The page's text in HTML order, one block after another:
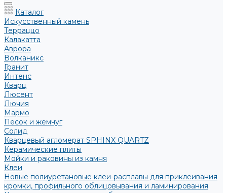
Каталог
Искусственный камень
Терраццо
Калакатта
Аврора
Волканикс
Гранит
Интенс
Кварц
Люсент
Лючия
Мармо
Песок и жемчуг
Солид
Кварцевый агломерат SPHINX QUARTZ
Керамические плиты
Мойки и раковины из камня
Клеи
Новые полиуретановые клеи-расплавы для приклеивания
кромки, профильного облицовывания и ламинирования